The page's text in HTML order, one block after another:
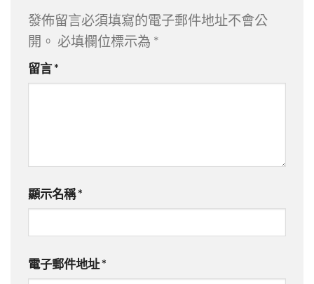
發佈留言必須填寫的電子郵件地址不會公
開。 必填欄位標示為 *
留言*
顯示名稱*
電子郵件地址*